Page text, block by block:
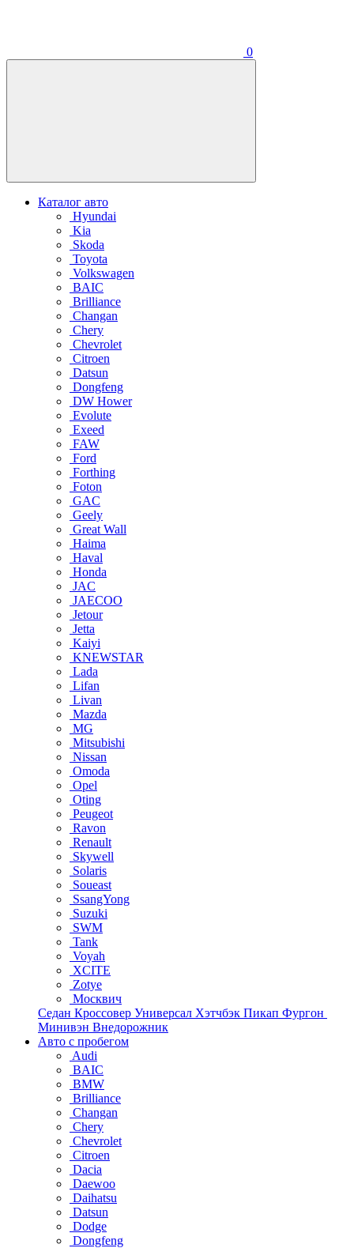
0
Каталог авто
Hyundai
Kia
Skoda
Toyota
Volkswagen
BAIC
Brilliance
Changan
Chery
Chevrolet
Citroen
Datsun
Dongfeng
DW Hower
Evolute
Exeed
FAW
Ford
Forthing
Foton
GAC
Geely
Great Wall
Haima
Haval
Honda
JAC
JAECOO
Jetour
Jetta
Kaiyi
KNEWSTAR
Lada
Lifan
Livan
Mazda
MG
Mitsubishi
Nissan
Omoda
Opel
Oting
Peugeot
Ravon
Renault
Skywell
Solaris
Soueast
SsangYong
Suzuki
SWM
Tank
Voyah
XCITE
Zotye
Москвич
Седан Кроссовер Универсал Хэтчбэк Пикап Фургон
Минивэн Внедорожник
Авто с пробегом
Audi
BAIC
BMW
Brilliance
Changan
Chery
Chevrolet
Citroen
Dacia
Daewoo
Daihatsu
Datsun
Dodge
Dongfeng